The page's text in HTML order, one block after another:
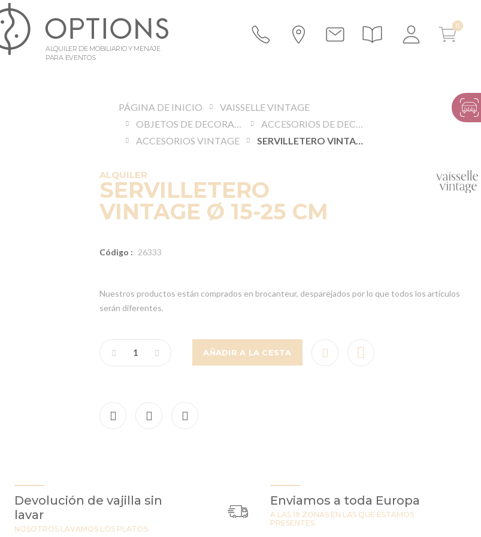
ALQUILER DE MOBILIARIO Y MENAJE
PARA EVENTOS
PÁGINA DE INICIO
VAISSELLE VINTAGE
OBJETOS DE DECORACIÓN
ACCESORIOS DE DECORACIÓN
ACCESORIOS VINTAGE
SERVILLETERO VINTAGE Ø 15-25 CM
ALQUILER
SERVILLETERO
VINTAGE Ø 15-25 CM
Código : 26333
Nuestros productos están comprados en brocanteur, desparejados por lo que todos los artículos
serán diferentes.
AÑADIR A LA CESTA
Devolución de vajilla sin
lavar
NOSOTROS LAVAMOS LOS PLATOS
Enviamos a toda Europa
A LAS 19 ZONAS EN LAS QUE ESTAMOS
PRESENTES